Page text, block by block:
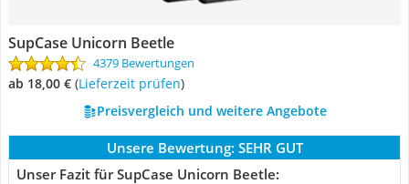
SupCase Unicorn Beetle
4379 Bewertungen
ab 18,00 € (Lieferzeit prüfen)
Preisvergleich und weitere Angebote
Unsere Bewertung: SEHR GUT
Unser Fazit für SupCase Unicorn Beetle: